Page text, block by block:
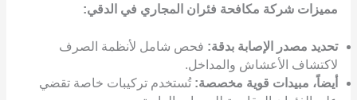
مميزات شركة مكافحة فئران المجاري في الدقي:
تحديد مصدر الإصابة بدقة: فحص شامل لأنظمة الصرف
لاكتشاف الأعشاش والمداخل.
أيضاً، مبيدات قوية مخصصة: تُستخدم تركيبات خاصة تقضي